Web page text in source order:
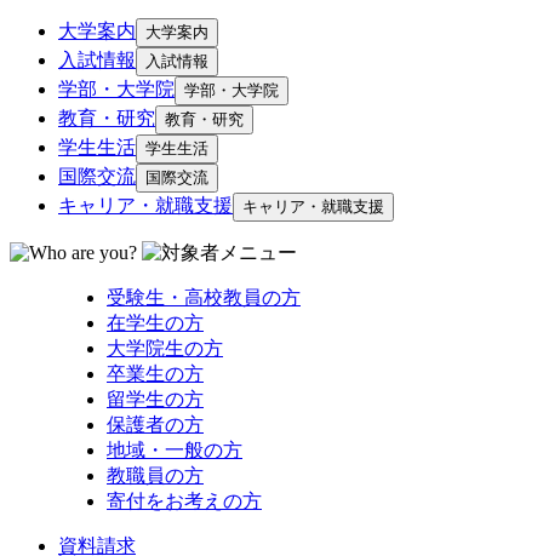
大学案内 大学案内
入試情報 入試情報
学部・大学院 学部・大学院
教育・研究 教育・研究
学生生活 学生生活
国際交流 国際交流
キャリア・就職支援 キャリア・就職支援
受験生・高校教員の方
在学生の方
大学院生の方
卒業生の方
留学生の方
保護者の方
地域・一般の方
教職員の方
寄付をお考えの方
資料請求